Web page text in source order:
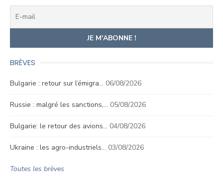
BRÈVES
Bulgarie : retour sur l’émigra… 06/08/2026
Russie : malgré les sanctions,… 05/08/2026
Bulgarie: le retour des avions… 04/08/2026
Ukraine : les agro-industriels… 03/08/2026
Toutes les brèves